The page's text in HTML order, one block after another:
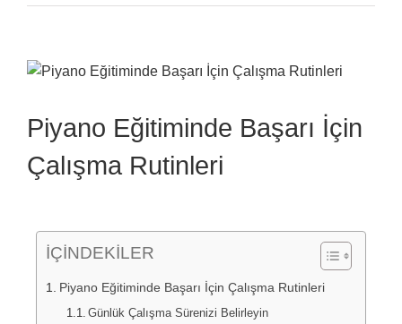
View
Image
Piyano Eğitiminde Başarı İçin
Çalışma Rutinleri
İÇİNDEKİLER
Piyano Eğitiminde Başarı İçin Çalışma Rutinleri
Günlük Çalışma Sürenizi Belirleyin